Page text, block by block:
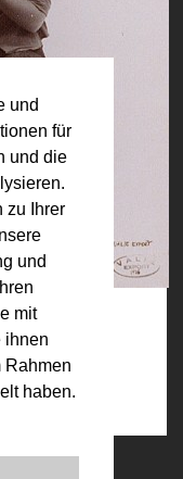
und
für
und die
zu Ihrer
und
mit
ihnen
Rahmen
haben.